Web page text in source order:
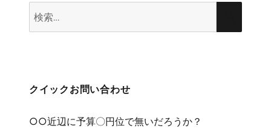
索
クイックお問い合わせ
○○近辺に予算〇円位で無いだろうか？